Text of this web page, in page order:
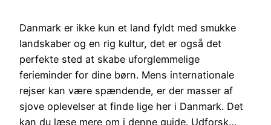
Danmark er ikke kun et land fyldt med smukke
landskaber og en rig kultur, det er også det
perfekte sted at skabe uforglemmelige
ferieminder for dine børn. Mens internationale
rejser kan være spændende, er der masser af
sjove oplevelser at finde lige her i Danmark. Det
kan du læse mere om i denne guide. Udforsk…